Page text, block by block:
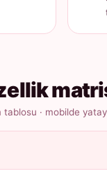
· mobilde yatay